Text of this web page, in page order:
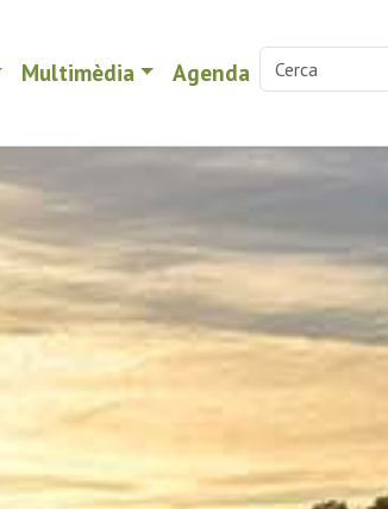
Multimèdia Agenda